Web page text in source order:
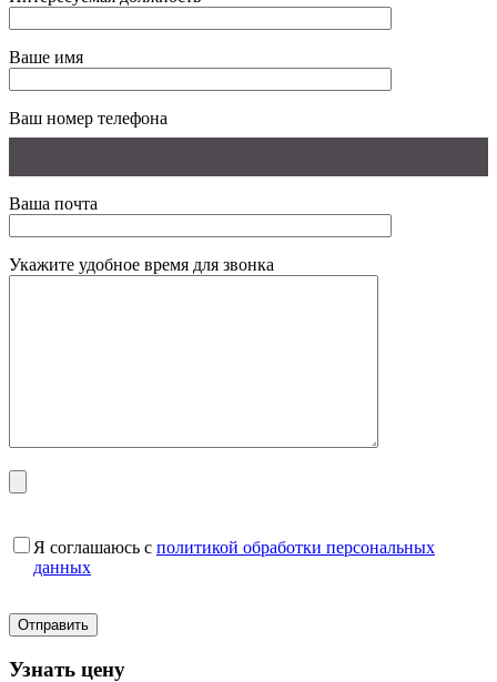
Ваше имя
Ваш номер телефона
Ваша почта
Укажите удобное время для звонка
Я соглашаюсь с политикой обработки персональных
данных
Узнать цену